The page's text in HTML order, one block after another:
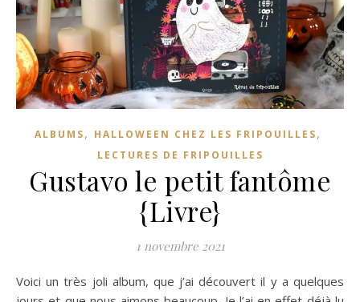
ALBUMS, HALLOWEEN CHEZ LES FRIPOUILLES,
LECTURES DE FRIPOUILLES
Gustavo le petit fantôme
{Livre}
1 novembre 2021
Voici un très joli album, que j’ai découvert il y a quelques